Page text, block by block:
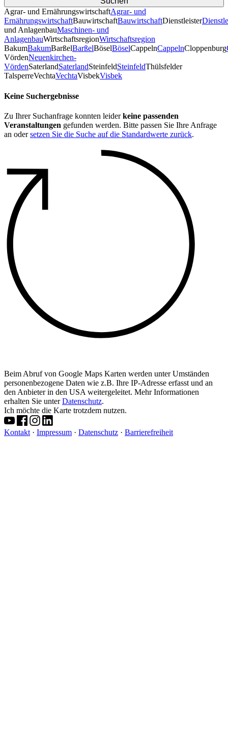
Agrar- und ErnährungswirtschaftAgrar- und
ErnährungswirtschaftBauwirtschaftBauwirtschaftDienstleister
und AnlagenbauMaschinen- und
AnlagenbauWirtschaftsregionWirtschaftsregion
BakumBakumBarßelBarßelBöselBöselCappelnCappelnCloppenburg
VördenNeuenkirchen-
VördenSaterlandSaterlandSteinfeldSteinfeldThülsfelder
TalsperreVechtaVechtaVisbekVisbek
Keine Suchergebnisse
Zu Ihrer Suchanfrage konnten leiderkeine passenden
Veranstaltungen gefunden werden. Bitte passen Sie Ihre Anfrage
an odersetzen Sie die Suche auf die Standardwerte zurück.
Beim Abruf von Google Maps Karten werden unter Umständen
personenbezogene Daten wie z.B. Ihre IP-Adresse erfasst und an
den Anbieter in den USA weitergeleitet. Mehr Informationen
erhalten Sie unterDatenschutz.
Ich möchte die Karte trotzdem nutzen.
Kontakt · Impressum · Datenschutz · Barrierefreiheit